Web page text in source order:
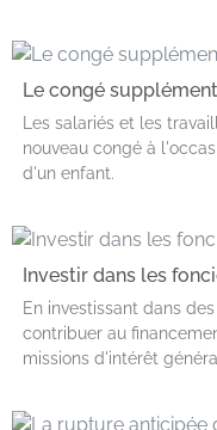
Le congé
Les salariés et les
nouveau congé à
d'un enfant.
Investir dans les
En investissant dans
contribuer au
missions d'intérêt